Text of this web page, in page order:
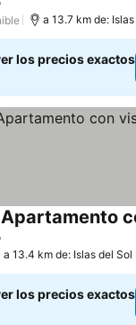
los precios exactos
los precios exactos